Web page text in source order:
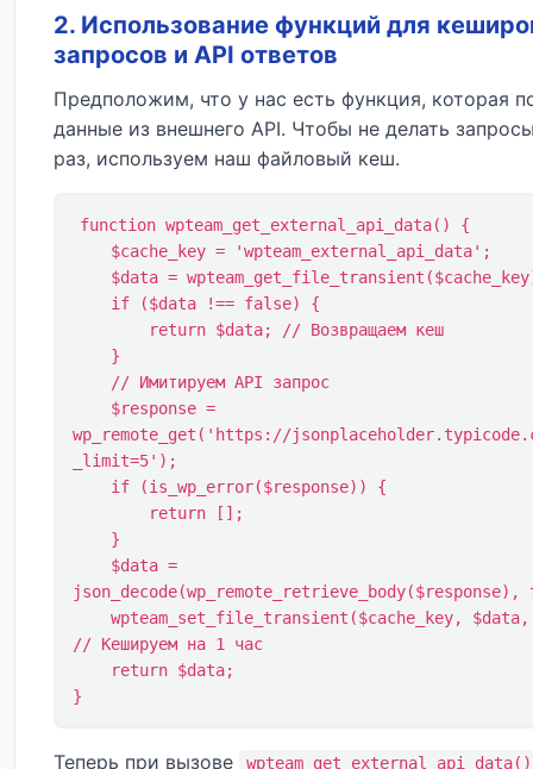
2. Использование функций для
запросов и API ответов
Предположим, что у нас есть функция, которая
данные из внешнего API. Чтобы не делать
раз, используем наш файловый кеш.
function wpteam_get_external_api_data() {
wp_remote_get('https://
_limit=5');
// Кешируем на 1 час
}
Теперь при вызове wpteam_get_external_api_data()